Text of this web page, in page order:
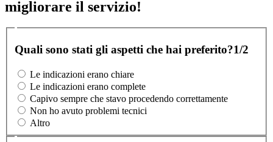
migliorare il servizio!
Quali sono stati gli aspetti che hai preferito?1/2
Le indicazioni erano chiare
Le indicazioni erano complete
Capivo sempre che stavo procedendo correttamente
Non ho avuto problemi tecnici
Altro